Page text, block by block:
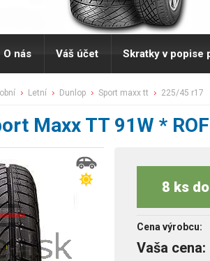
O nás Váš účet Skratky v popise
letní dunlop sport maxx tt 225/45 r17
Maxx TT 91W *
8 ks
Cena výrobcu:
Vaša cena: